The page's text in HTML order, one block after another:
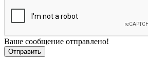
Ваше сообщение отправлено!